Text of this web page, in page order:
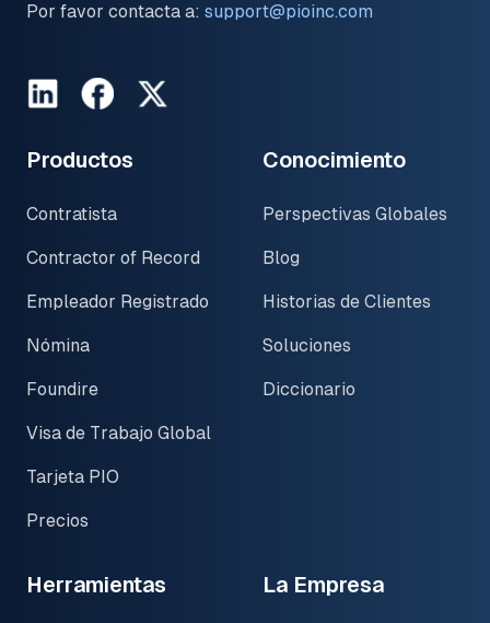
Por favor contacta a: support@pioinc.com
LinkedInFacebookTwitter
Productos
Contratista
Contractor of Record
Empleador Registrado
Nómina
Foundire
Visa de Trabajo Global
Tarjeta PIO
Precios
Conocimiento
Perspectivas Globales
Blog
Historias de Clientes
Soluciones
Diccionario
Herramientas La Empresa